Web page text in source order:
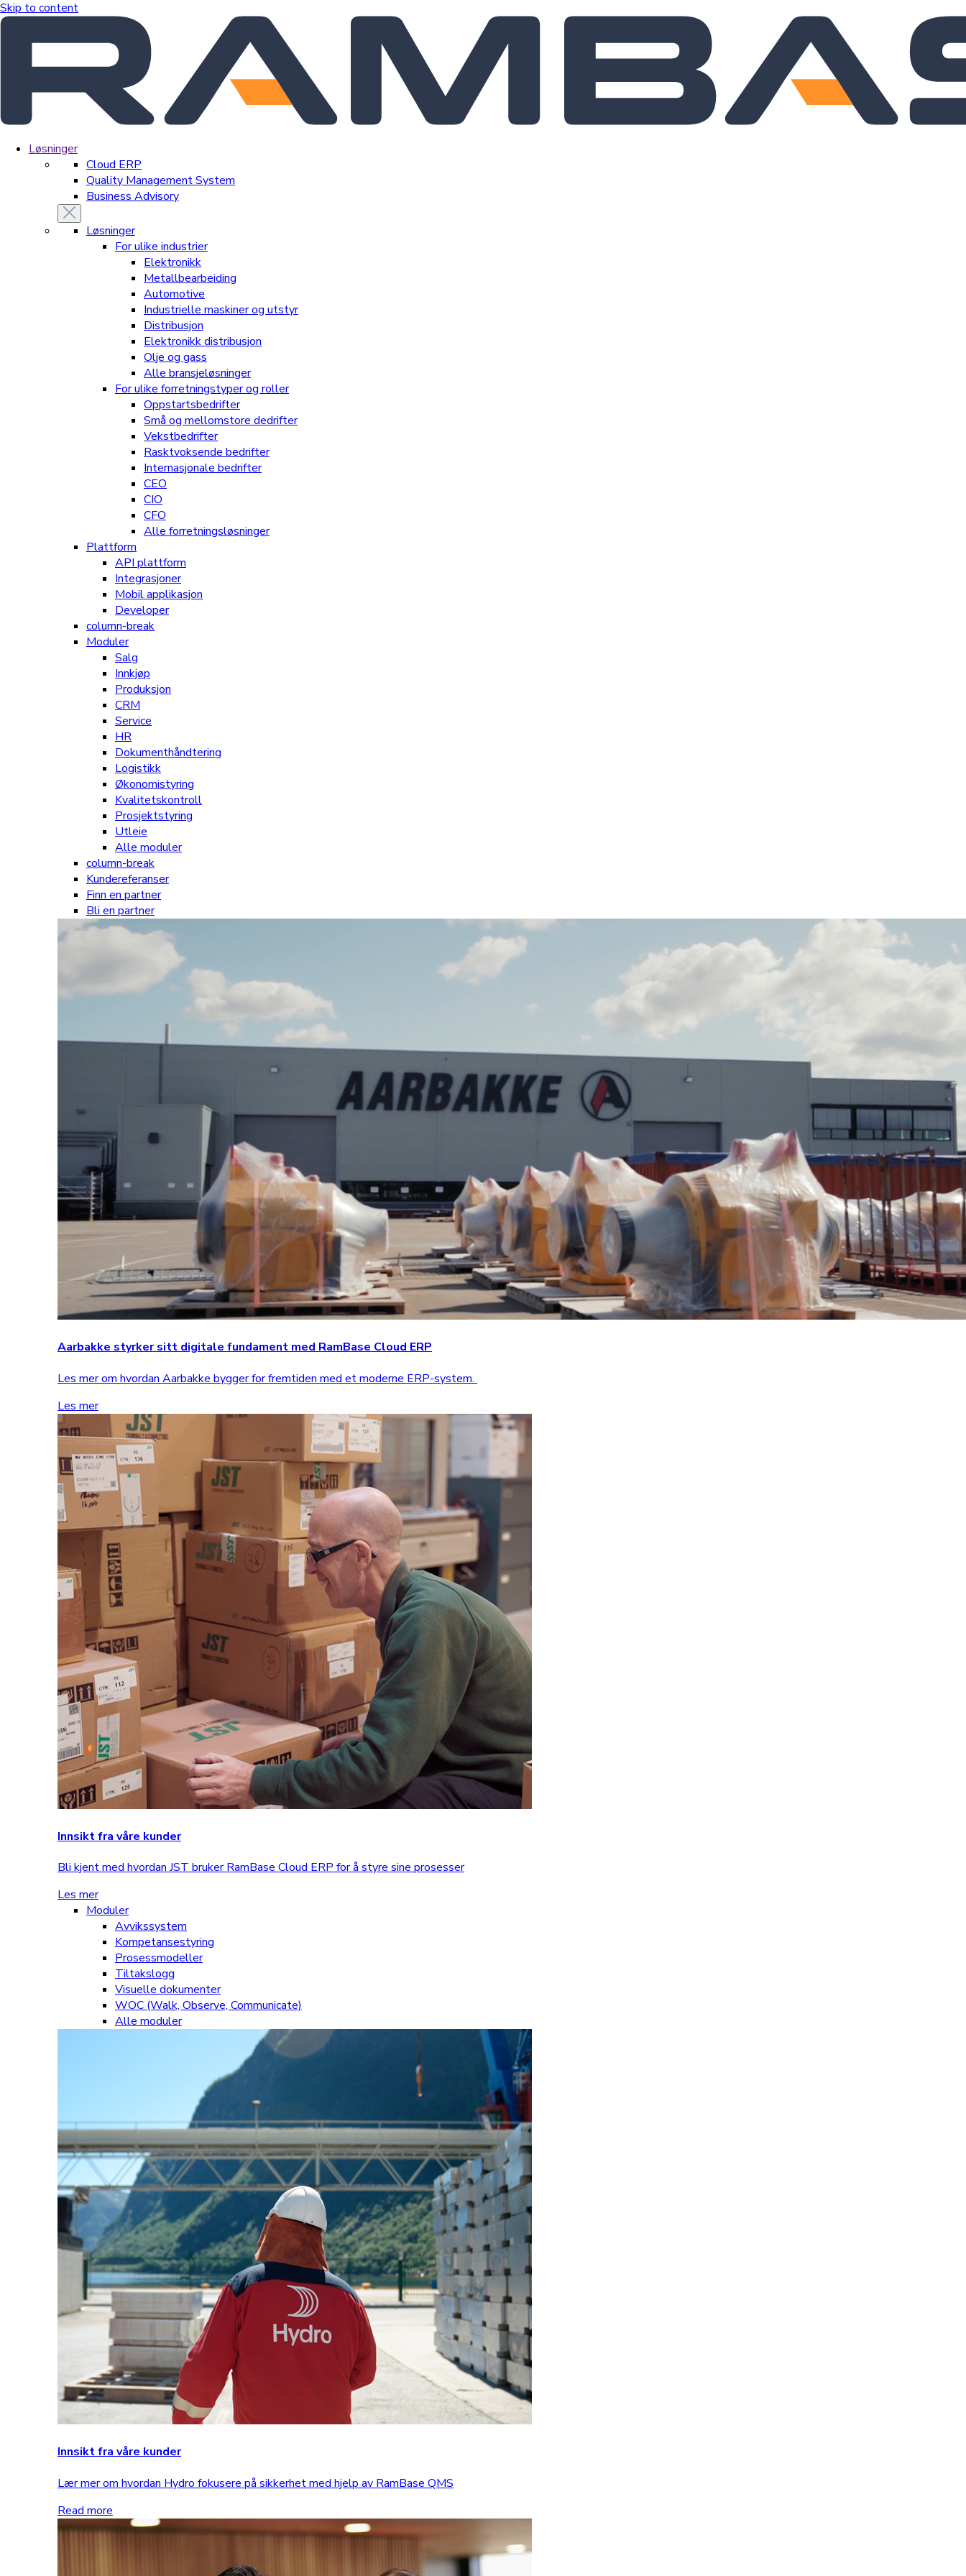
Skip to content
Løsninger
Cloud ERP
Quality Management System
Business Advisory
Løsninger
For ulike industrier
Elektronikk
Metallbearbeiding
Automotive
Industrielle maskiner og utstyr
Distribusjon
Elektronikk distribusjon
Olje og gass
Alle bransjeløsninger
For ulike forretningstyper og roller
Oppstartsbedrifter
Små og mellomstore dedrifter
Vekstbedrifter
Rasktvoksende bedrifter
Internasjonale bedrifter
CEO
CIO
CFO
Alle forretningsløsninger
Plattform
API plattform
Integrasjoner
Mobil applikasjon
Developer
column-break
Moduler
Salg
Innkjøp
Produksjon
CRM
Service
HR
Dokumenthåndtering
Logistikk
Økonomistyring
Kvalitetskontroll
Prosjektstyring
Utleie
Alle moduler
column-break
Kundereferanser
Finn en partner
Bli en partner
Aarbakke styrker sitt digitale fundament med RamBase Cloud ERP
Les mer om hvordan Aarbakke bygger for fremtiden med et moderne ERP-system.
Les mer
Innsikt fra våre kunder
Bli kjent med hvordan JST bruker RamBase Cloud ERP for å styre sine prosesser
Les mer
Moduler
Avvikssystem
Kompetansestyring
Prosessmodeller
Tiltakslogg
Visuelle dokumenter
WOC (Walk, Observe, Communicate)
Alle moduler
Innsikt fra våre kunder
Lær mer om hvordan Hydro fokusere på sikkerhet med hjelp av RamBase QMS
Read more